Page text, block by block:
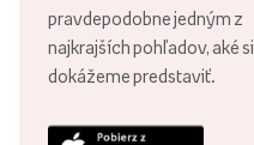
pravdepodobne jedným z
najkrajších pohľadov, aké si
dokážeme predstaviť.